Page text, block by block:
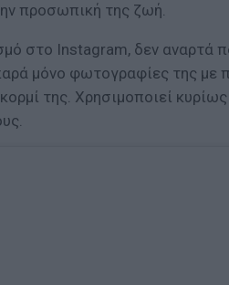
προσωπική της ζωή.
στο Instagram, δεν αναρτά
μόνο φωτογραφίες της με
της. Χρησιμοποιεί